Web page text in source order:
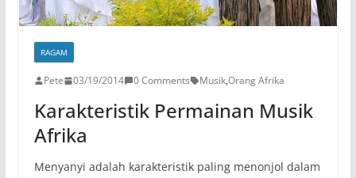
RAGAM
Pete 03/19/2014 0 Comments Musik,Orang Afrika
Karakteristik Permainan Musik
Afrika
Menyanyi adalah karakteristik paling menonjol dalam